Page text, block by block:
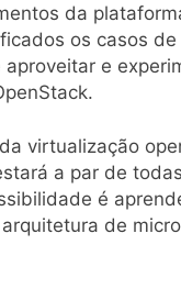
da
os casos
e
virtualização
a par de
é
de